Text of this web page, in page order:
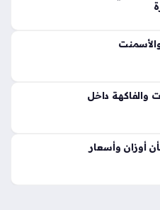
والفاكهة داخل
أوزان وأسعار